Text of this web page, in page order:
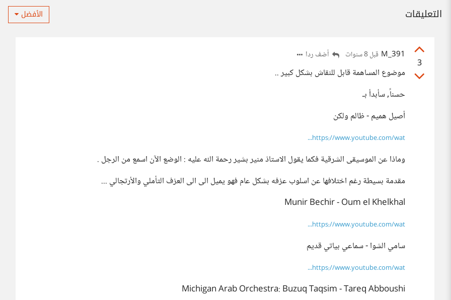
التعليقات الأفضل
3
M_391 قبل 8 سنوات أضف ردا
موضوع المساهمة قابل للنقاش بشكل كبير ..
حسناً, سأبدأ بـ
أصيل هميم - ظالم ولكن
https://www.youtube.com/wat...
وماذا عن الموسيقى الشرقية فكما يقول الاستاذ منير بشير رحمة الله عليه : الوضع الآن اسمع من الرجل .
مقدمة بسيطة رغم اختلافها عن اسلوب عزفه بشكل عام فهو يميل الى الى العزف التأملي والأرتجالي ...
Munir Bechir - Oum el Khelkhal
https://www.youtube.com/wat...
سامي الشوا - سماعي بياتي قديم
https://www.youtube.com/wat...
Michigan Arab Orchestra: Buzuq Taqsim - Tareq Abboushi